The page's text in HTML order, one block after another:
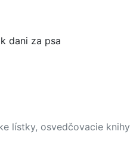
dani za psa
lístky, osvedčovacie knihy